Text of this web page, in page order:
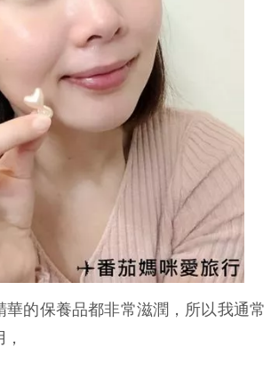
華的保養品都非常滋潤，所以我通常